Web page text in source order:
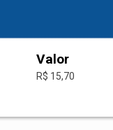
Valor
R$ 15,70